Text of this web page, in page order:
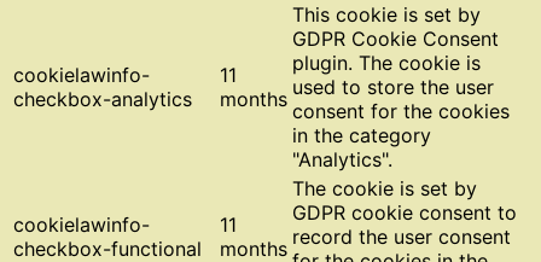
cookielawinfo-
checkbox-analytics
11
months
This cookie is set by
GDPR Cookie Consent
plugin. The cookie is
used to store the user
consent for the cookies
in the category
"Analytics".
cookielawinfo-
checkbox-functional
11
months
The cookie is set by
GDPR cookie consent to
record the user consent